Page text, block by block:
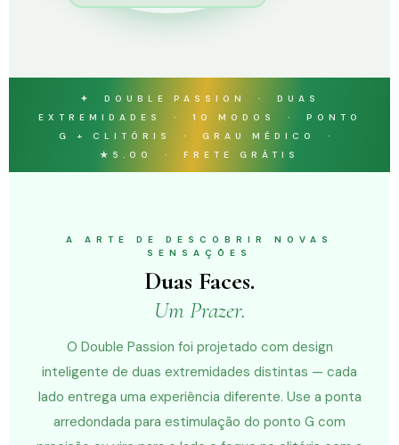
✦ DOUBLE PASSION · DUAS
EXTREMIDADES · 10 MODOS · PONTO
G + CLITÓRIS · GRAU MÉDICO ·
★5.00 · FRETE GRÁTIS
A ARTE DE DESCOBRIR NOVAS
SENSAÇÕES
Duas Faces.
Um Prazer.
O Double Passion foi projetado com design
inteligente de duas extremidades distintas — cada
lado entrega uma experiência diferente. Use a ponta
arredondada para estimulação do ponto G com